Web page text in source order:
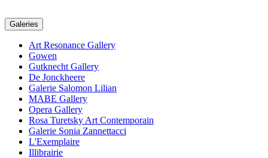
Galeries
Art Resonance Gallery
Gowen
Gutknecht Gallery
De Jonckheere
Galerie Salomon Lilian
MABE Gallery
Opera Gallery
Rosa Turetsky Art Contemporain
Galerie Sonia Zannettacci
L'Exemplaire
Illibrairie